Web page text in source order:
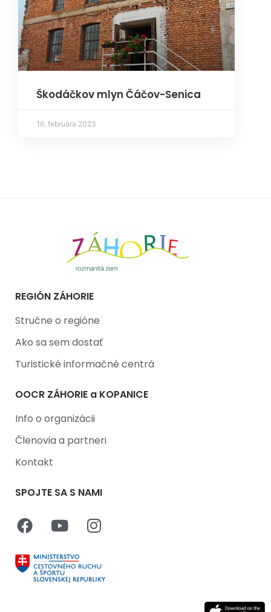
Škodáčkov mlyn Čáčov-Senica
16. februára 2023
REGIÓN ZÁHORIE
Stručne o regióne
Ako sa sem dostať
Turistické informačné centrá
OOCR ZÁHORIE a KOPANICE
Info o organizácii
Členovia a partneri
Kontakt
SPOJTE SA S NAMI